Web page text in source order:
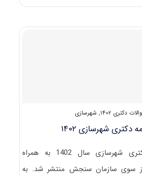
پژوهش
دکتری ۱۴۰۲ , شهرسازی
شهرسازی ۱۴۰۲
سوالات آزمون دکتری شهرسازی سال 1402 به همراه
از سوی سازمان سنجش منتشر شد. به